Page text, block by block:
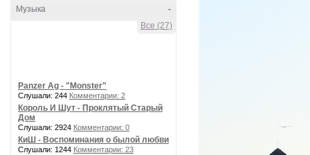
-
Музыка
Все (27)
Panzer Ag - "Monster"
Слушали: 244 Комментарии: 2
Король И Шут - Проклятый Старый
Дом
Слушали: 2924 Комментарии: 0
КиШ - Воспоминания о былой любви
Слушали: 1244 Комментарии: 23